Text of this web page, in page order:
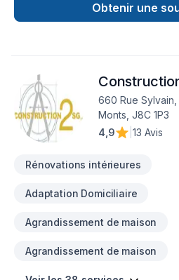
Patio, Plancher, Rénovation
Salle de bain, Sous-sol dans les
et un service clé en main
à une équipe qui a à cœur votre
Obtenir une
660 Rue
Monts, J8C 1P3
4,9
13 Avis
Rénovations intérieures
Adaptation Domiciliaire
Agrandissement de maison
Agrandissement de maison